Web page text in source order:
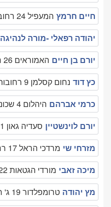
חיים חרמץ המעפיל 24 רחובות , 0522516744
יהודה רפאלי -מורה לנהיגה
יורם בן חיים האמוראים 26 רחובות , 0544296417
כץ דוד נחום קסלמן 9 רחובות , 089356356
כרמי אברהם היהלום 4 שכונת שקד רחובות , 089492016
יורם לוינשטיין סעדיה גאון 41 רחובות , 089458673
מזרחי שי מרדכי הראל 17 רחובות , 0522776767
מיכה זאבי מורדי הגטאות 22 רחובות , 0544344125
מץ יהודה טרומפלדור 19 ג' רחובות , 089413403